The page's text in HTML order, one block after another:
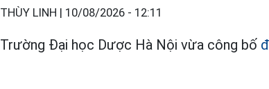
THÙY LINH | 10/08/2026 - 12:11
Trường Đại học Dược Hà Nội vừa công bố